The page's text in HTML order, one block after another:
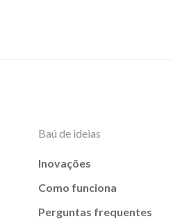
Baú de ideias
Inovações
Como funciona
Perguntas frequentes